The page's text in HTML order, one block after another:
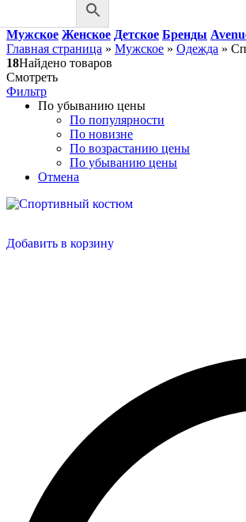
Мужское Женское Детское Бренды
Главная страница » Мужское » Одежда »
18Найдено товаров
Смотреть
Фильтр
По убыванию цены
По популярности
По новизне
По возрастанию цены
По убыванию цены
Отмена
Добавить в корзину